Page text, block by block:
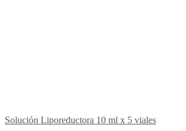
Solución Liporeductora 10 ml x 5 viales